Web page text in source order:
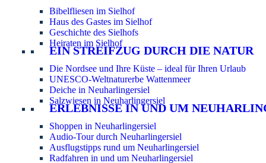
Bibelfliesen im Sielhof
Haus des Gastes im Sielhof
Geschichte des Sielhofs
Heiraten im Sielhof
EIN STREIFZUG DURCH DIE NATUR
Die Nordsee und Ihre Küste – ideal für Ihren Urlaub
UNESCO-Weltnaturerbe Wattenmeer
Deiche in Neuharlingersiel
Salzwiesen in Neuharlingersiel
ERLEBNISSE IN UND UM
Shoppen in Neuharlingersiel
Audio-Tour durch Neuharlingersiel
Ausflugstipps rund um Neuharlingersiel
Radfahren in und um Neuharlingersiel